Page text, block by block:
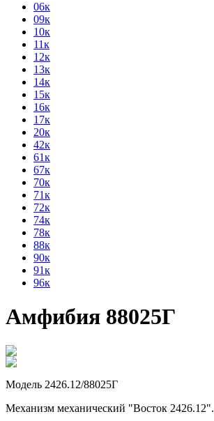
06к
09к
10к
11к
12к
13к
14к
15к
16к
17к
20к
42к
61к
67к
70к
71к
72к
74к
78к
88к
90к
91к
96к
Амфибия 88025Г
Модель 2426.12/88025Г
Механизм механический "Восток 2426.12".